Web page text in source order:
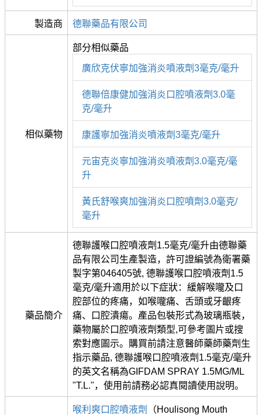
製造商 德聯藥品有限公司
相似藥物
部分相似藥品
廣欣克伏寧加強消炎噴液劑3毫克/毫升
德聯倍康健加強消炎口腔噴液劑3.0毫
克/毫升
康護寧加強消炎噴液劑3毫克/毫升
元宙克炎寧加強消炎噴液劑3.0毫克/毫
升
黃氏舒喉爽加強消炎口腔噴劑3.0毫克/
毫升
藥品簡介
德聯護喉口腔噴液劑1.5毫克/毫升由德聯藥
品有限公司生產製造，許可證編號為衛署藥
製字第046405號, 德聯護喉口腔噴液劑1.5
毫克/毫升適用於以下症狀：緩解喉嚨及口
腔部位的疼痛，如喉嚨痛、舌頭或牙齦疼
痛、口腔潰瘍。產品包裝形式為玻璃瓶裝，
藥物屬於口腔噴液劑類型,可參考圖片或搜
索對應圖示。購買前請注意醫師藥師藥劑生
指示藥品, 德聯護喉口腔噴液劑1.5毫克/毫升
的英文名稱為GIFDAM SPRAY 1.5MG/ML
"T.L."，使用前請務必認真閱讀使用說明。
喉利爽口腔噴液劑
（Houlisong Mouth